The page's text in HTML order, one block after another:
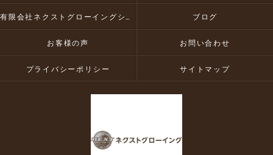
ブログ
お客様の声 お問い合わせ
プライバシーポリシー サイトマップ